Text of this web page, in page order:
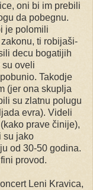
oni bi im prebili
da pobegnu.
je polomili
ti robijaši-
decu bogatijih
su oveli
Takodje
(jer ona skuplja
su zlatnu polugu
evra). Videli
prave činije),
su jako
od 30-50 godina.
provod.
Leni Kravica,